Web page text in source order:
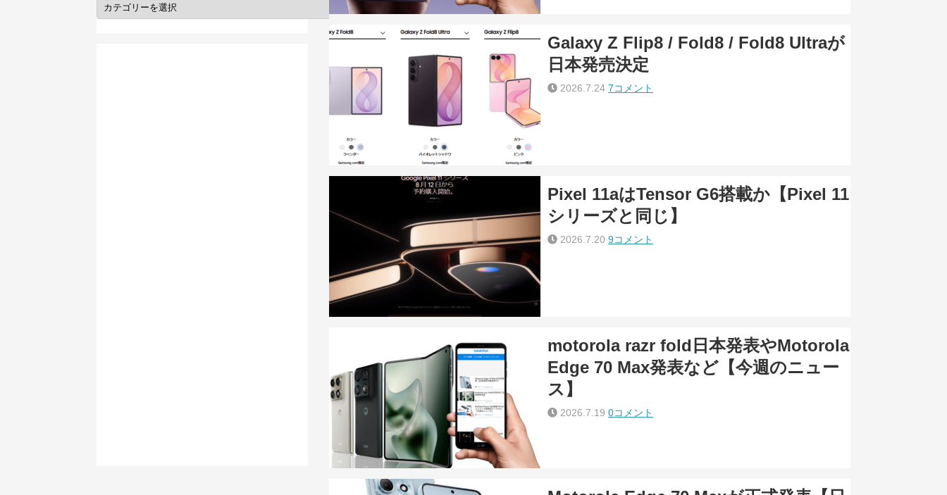
Galaxy Z Flip8 / Fold8 / Fold8 Ultraが
日本発売決定
2026.7.24 7コメント
Pixel 11aはTensor G6搭載か【Pixel 11
シリーズと同じ】
2026.7.20 9コメント
motorola razr fold日本発表やMotorola
Edge 70 Max発表など【今週のニュー
ス】
2026.7.19 0コメント